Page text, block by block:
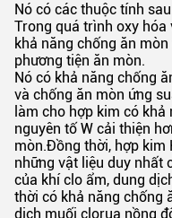
Nó có các thuộc tính
Trong quá trình oxy hóa
khả năng chống ăn
phương tiện ăn mòn.
Nó có khả năng chống
và chống ăn mòn ứng
làm cho hợp kim có
nguyên tố W cải thiện
mòn.Đồng thời, hợp kim
những vật liệu duy nhất
của khí clo ẩm, dung
thời có khả năng chống
dịch muối clorua nồng